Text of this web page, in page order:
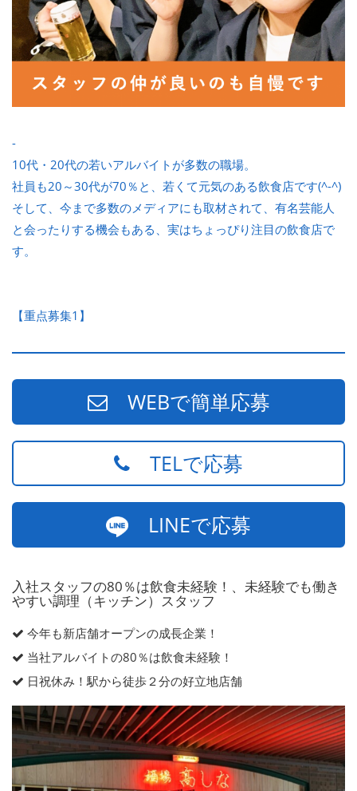
-
10代・20代の若いアルバイトが多数の職場。
社員も20～30代が70％と、若くて元気のある飲食店です(^-^)
そして、今まで多数のメディアにも取材されて、有名芸能人
と会ったりする機会もある、実はちょっぴり注目の飲食店で
す。
【重点募集1】
WEBで簡単応募
TELで応募
LINEで応募
入社スタッフの80％は飲食未経験！、未経験でも働き
やすい調理（キッチン）スタッフ
今年も新店舗オープンの成長企業！
当社アルバイトの80％は飲食未経験！
日祝休み！駅から徒歩２分の好立地店舗